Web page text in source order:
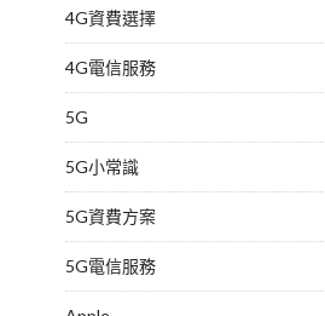
4G資費選擇
4G電信服務
5G
5G小常識
5G資費方案
5G電信服務